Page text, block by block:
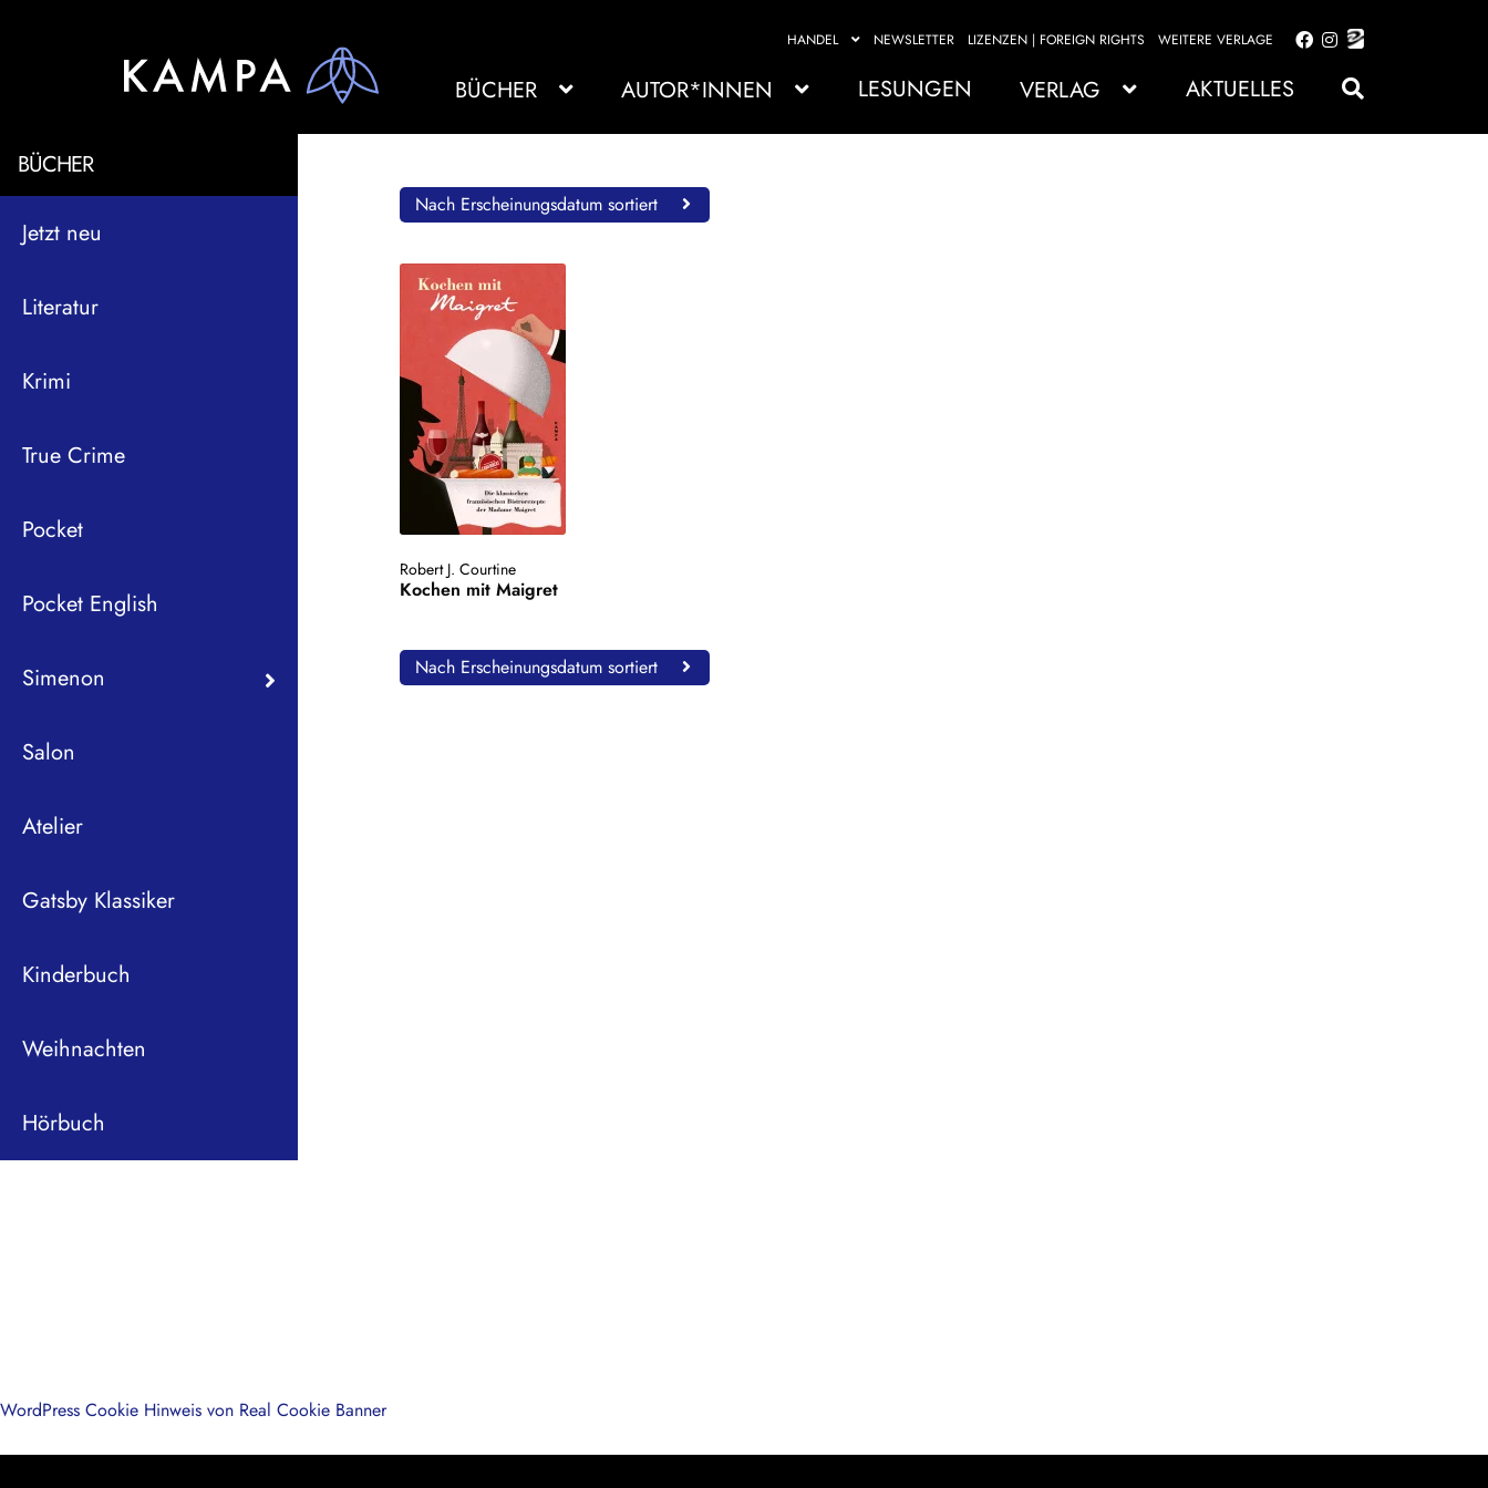
HANDEL NEWSLETTER LIZENZEN | FOREIGN RIGHTS WEITERE VERLAGE
Zur
springen
Zum
springen
BÜCHER AUTOR*INNEN LESUNGEN VERLAG AKTUELLES
BÜCHER
Jetzt neu
Literatur
Krimi
True Crime
Pocket
Pocket English
Simenon
Salon
Atelier
Gatsby Klassiker
Kinderbuch
Weihnachten
Hörbuch
Nach Erscheinungsdatum sortiert
Robert J. Courtine
Kochen mit Maigret
Nach Erscheinungsdatum sortiert
WordPress Cookie Hinweis von Real Cookie Banner